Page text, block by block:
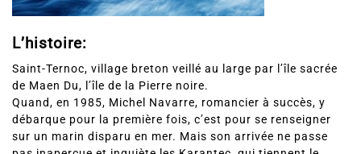
L’histoire:
Saint-Ternoc, village breton veillé au large par l’île sacrée
de Maen Du, l’île de la Pierre noire.
Quand, en 1985, Michel Navarre, romancier à succès, y
débarque pour la première fois, c’est pour se renseigner
sur un marin disparu en mer. Mais son arrivée ne passe